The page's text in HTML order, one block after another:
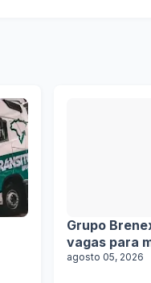
Grupo
vagas para
agosto 05, 2026